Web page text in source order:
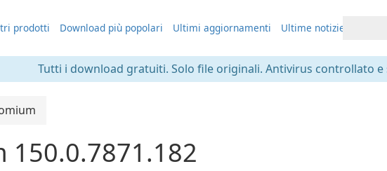
prodotti Download più popolari Ultimi aggiornamenti Ultime notizie
Tutti i download gratuiti. Solo file originali. Antivirus controllato e
150.0.7871.182